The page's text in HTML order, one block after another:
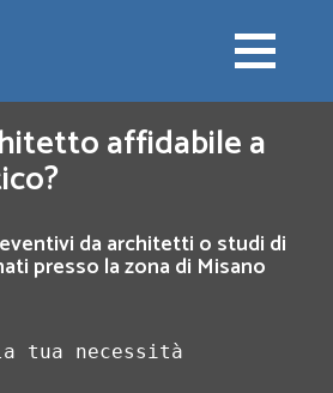
affidabile a
da architetti o studi di
presso la zona di Misano
tua necessità